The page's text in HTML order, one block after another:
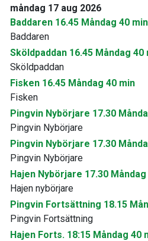
måndag 17 aug 2026
Baddaren 16.45 Måndag 40 min
Baddaren
Sköldpaddan 16.45 Måndag 40
Sköldpaddan
Fisken 16.45 Måndag 40 min
Fisken
Pingvin Nybörjare 17.30
Pingvin Nybörjare
Pingvin Nybörjare 17.30
Pingvin Nybörjare
Hajen Nybörjare 17.30
Hajen nybörjare
Pingvin Fortsättning 18.15
Pingvin Fortsättning
Hajen Forts. 18:15 Måndag 40